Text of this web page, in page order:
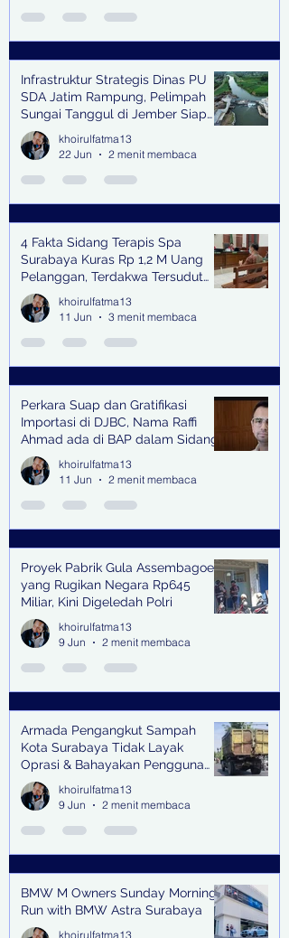
Infrastruktur Strategis Dinas PU
SDA Jatim Rampung, Pelimpah
Sungai Tanggul di Jember Siap
Bangkitkan Swasembada Pangan
dan Pengendali Banjir
khoirulfatma13
22 Jun
2 menit membaca
4 Fakta Sidang Terapis Spa
Surabaya Kuras Rp 1,2 M Uang
Pelanggan, Terdakwa Tersudut
oleh Keterangan Saksi Kunci
khoirulfatma13
11 Jun
3 menit membaca
Perkara Suap dan Gratifikasi
Importasi di DJBC, Nama Raffi
Ahmad ada di BAP dalam Sidang
khoirulfatma13
11 Jun
2 menit membaca
Proyek Pabrik Gula Assembagoes
yang Rugikan Negara Rp645
Miliar, Kini Digeledah Polri
khoirulfatma13
9 Jun
2 menit membaca
Armada Pengangkut Sampah
Kota Surabaya Tidak Layak
Oprasi & Bahayakan Pengguna
Jalan
khoirulfatma13
9 Jun
2 menit membaca
BMW M Owners Sunday Morning
Run with BMW Astra Surabaya
khoirulfatma13